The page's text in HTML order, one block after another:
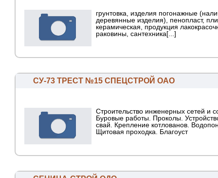
грунтовка, изделия погонажные
деревянные изделия), пенопласт,
керамическая, продукция
раковины, сантехника[...]
СУ-73 ТРЕСТ №15 СПЕЦСТРОЙ ОАО
Строительство инженерных сетей и
Буровые работы. Проколы.
свай. Крепление котлованов.
Щитовая проходка. Благоуст